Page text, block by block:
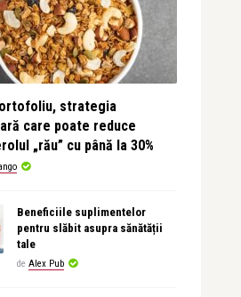
strategia
care poate reduce
„rău” cu până la 30%
Beneficiile suplimentelor
pentru slăbit asupra sănătății
tale
de Alex Pub